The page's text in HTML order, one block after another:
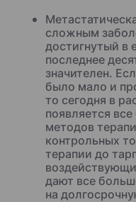
сложным
достигнутый в
последнее
значителен.
было мало и
то сегодня в
появляется
методов
контрольных
терапии до
дают все
на